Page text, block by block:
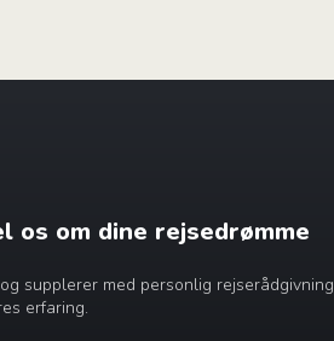
os om dine rejsedrømme
supplerer med personlig rejserådgivning
erfaring.